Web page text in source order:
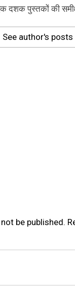
दशक पुस्तकों की
See author's posts
be published.